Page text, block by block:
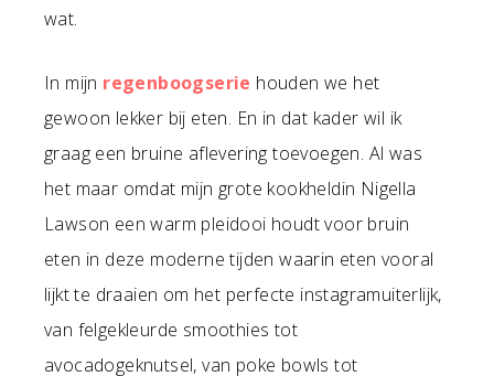
wat.
In mijn regenboogserie houden we het
gewoon lekker bij eten. En in dat kader wil ik
graag een bruine aflevering toevoegen. Al was
het maar omdat mijn grote kookheldin Nigella
Lawson een warm pleidooi houdt voor bruin
eten in deze moderne tijden waarin eten vooral
lijkt te draaien om het perfecte instagramuiterlijk,
van felgekleurde smoothies tot
avocadogeknutsel, van poke bowls tot